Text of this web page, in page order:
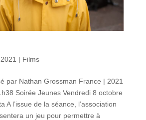
| Films
par Nathan Grossman France | 2021
Soirée Jeunes Vendredi 8 octobre
A l’issue de la séance, l’association
un jeu pour permettre à